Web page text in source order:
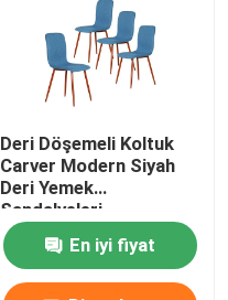
Deri Döşemeli Koltuk
Carver Modern Siyah
Deri Yemek
Sandalyeleri
En iyi fiyat